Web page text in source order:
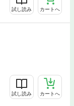
試し読み カートへ
試し読み カートへ